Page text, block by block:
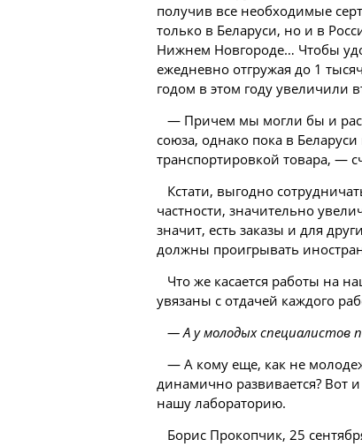
получив все необходимые
только в Беларуси, но и в
Нижнем Новгороде… Чтобы
ежедневно отгружая до 1
годом в этом году увеличили
— Причем мы могли бы и
союза, однако пока в
транспортировкой товара, —
Кстати, выгодно
частности, значительно
значит, есть заказы и для
должны проигрывать
Что же касается работы на
увязаны с отдачей каждого
— А у молодых специалистов
— А кому еще, как не
динамично развивается? Вот
нашу лабораторию.
Борис Прокопчик, 25